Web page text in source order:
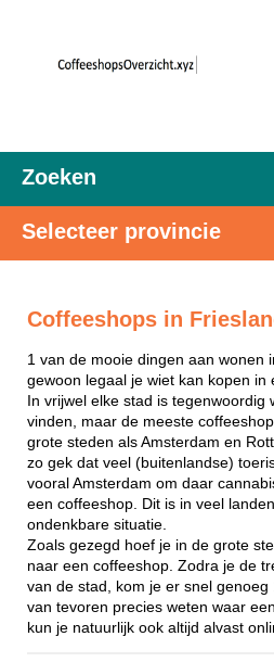
Zoeken
Selecteer provincie
Coffeeshops in
1 van de mooie dingen aan wonen
gewoon legaal je wiet kan kopen in
In vrijwel elke stad is tegenwoordig
vinden, maar de meeste
grote steden als Amsterdam en
zo gek dat veel (buitenlandse)
vooral Amsterdam om daar
een coffeeshop. Dit is in veel
ondenkbare situatie.
Zoals gezegd hoef je in de grote
naar een coffeeshop. Zodra je de
van de stad, kom je er snel
van tevoren precies weten waar
kun je natuurlijk ook altijd alvast